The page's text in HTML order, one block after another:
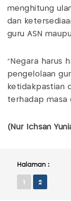
menghitung
dan
guru ASN
"Negara harus
pengelolaan
ketidakpastian
terhadap masa
(Nur Ichsan
Halaman :
1 2